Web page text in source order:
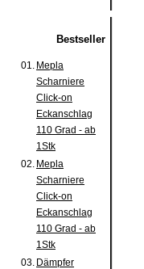
Bestseller
01. Mepla
Scharniere
Click-on
Eckanschlag
110 Grad - ab
1Stk
02. Mepla
Scharniere
Click-on
Eckanschlag
110 Grad - ab
1Stk
03. Dämpfer